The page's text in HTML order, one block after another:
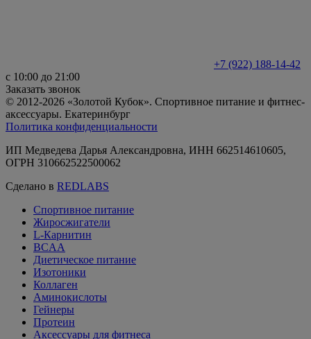
+7 (922) 188-14-42
с 10:00 до 21:00
Заказать звонок
© 2012-2026 «Золотой Кубок». Спортивное питание и фитнес-
аксессуары. Екатеринбург
Политика конфиденциальности
ИП Медведева Дарья Александровна, ИНН 662514610605,
ОГРН 310662522500062
Сделано в REDLABS
Спортивное питание
Жиросжигатели
L-Карнитин
BCAA
Диетическое питание
Изотоники
Коллаген
Аминокислоты
Гейнеры
Протеин
Аксессуары для фитнеса